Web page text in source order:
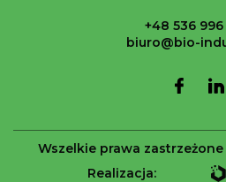
+48 536
biuro@bio-
Wszelkie prawa
Realizacja: